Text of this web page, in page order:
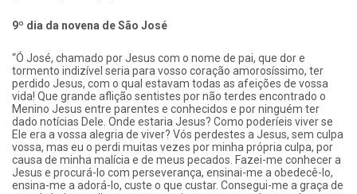
9º dia da novena de São José
“Ó José, chamado por Jesus com o nome de pai, que dor e
tormento indizível seria para vosso coração amorosíssimo, ter
perdido Jesus, com o qual estavam todas as afeições de vossa
vida! Que grande aflição sentistes por não terdes encontrado o
Menino Jesus entre parentes e conhecidos e por ninguém ter
dado notícias Dele. Onde estaria Jesus? Como poderíeis viver se
Ele era a vossa alegria de viver? Vós perdestes a Jesus, sem culpa
vossa, mas eu o perdi muitas vezes por minha própria culpa, por
causa de minha malícia e de meus pecados. Fazei-me conhecer a
Jesus e procurá-lo com perseverança, ensinai-me a obedecê-lo,
ensina-me a adorá-lo, custe o que custar. Consegui-me a graça de